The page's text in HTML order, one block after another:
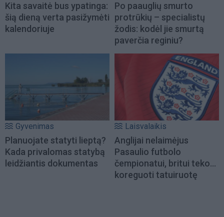
Kita savaitė bus ypatinga:
šią dieną verta pasižymėti
kalendoriuje
Po paauglių smurto
protrūkių – specialistų
žodis: kodėl jie smurtą
paverčia reginiu?
Gyvenimas
Planuojate statyti lieptą?
Kada privalomas statybą
leidžiantis dokumentas
Laisvalaikis
Anglijai nelaimėjus
Pasaulio futbolo
čempionatui, britui teko...
koreguoti tatuiruotę